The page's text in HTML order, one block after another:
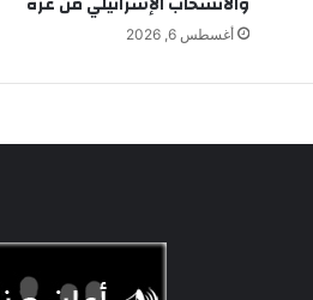
أغسطس 6, 2026